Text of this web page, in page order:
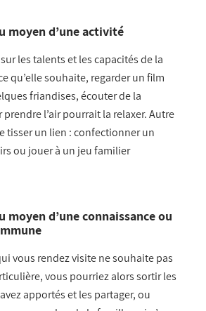
moyen d’une activité
les talents et les capacités de la
qu’elle souhaite, regarder un film
friandises, écouter de la
l’air pourrait la relaxer. Autre
tisser un lien : confectionner un
ou jouer à un jeu familier
moyen d’une connaissance ou
vous rendez visite ne souhaite pas
vous pourriez alors sortir les
apportés et les partager, ou